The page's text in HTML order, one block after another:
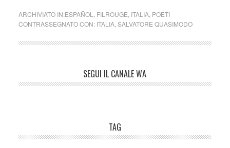
ARCHIVIATO IN:ESPAÑOL FILROUGE ITALIA, POETI
CONTRASSEGNATO CON: ITALIA, SALVATORE QUASIMODO
SEGUI IL CANALE WA
TAG